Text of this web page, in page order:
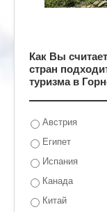
Как Вы
стран
туризма в
Австрия
Египет
Испания
Канада
Китай